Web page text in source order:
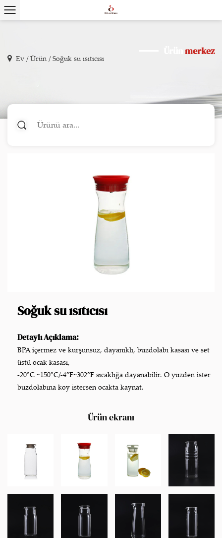
merkez
Ev /Ürün /Soğuk su ısıtıcısı
Soğuk su ısıtıcısı
Detaylı Açıklama:
BPA içermez ve kurşunsuz, dayanıklı, buzdolabı kasası ve set
üstü ocak kasası,
-20°C ~150°C/-4°F~302°F sıcaklığa dayanabilir. O yüzden ister
buzdolabına koy istersen ocakta kaynat.
Ürün ekranı